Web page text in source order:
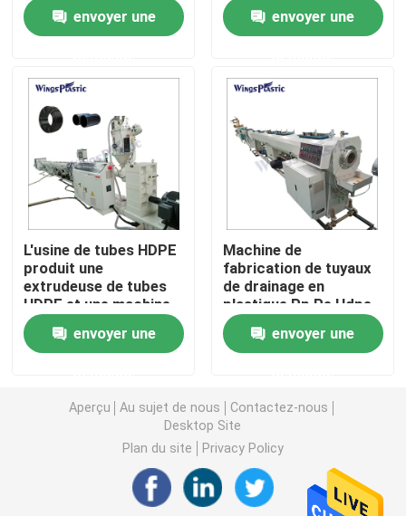
Machine d'extrudeuse de tuyau de PVC
Chaîne de production de tuyau de PPR
Machine d'extrudeuse de tuyau de PE
Machine ondulée d'extrudeuse de tuyau
Pp attachent la chaîne de production
Machine en plastique d'extrudeuse de feuille
envoyer une
PE PP
envoyer une
L'usine de tubes HDPE
produit une
extrudeuse de tubes
HDPE et une machine
d'extrudeuse de tubes
PE
envoyer une
Machine de
fabrication de tuyaux
de drainage en
plastique Pp Pe Hdpe
envoyer une
Aperçu Au sujet de nous
Contactez-nous
Desktop Site
Plan du site
Privacy Policy